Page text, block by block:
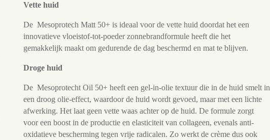
Vette huid
De Mesoprotech Matt 50+is ideaal voor de vette huid doordat het een
innovatieve vloeistof-tot-poeder zonnebrandformule heeft die het
gemakkelijk maakt om gedurende de dag beschermd en mat te blijven.
Droge huid
De Mesoprotecht Oil 50+heeft een gel-in-olie textuur die in de huid smelt in
een droog olie-effect, waardoor de huid wordt gevoed, maar met een lichte
afwerking. Het laat geen vette waas achter op de huid. De formule zorgt
voor een boost in de productie en elasticiteit van collageen, evenals anti-
oxidatieve bescherming tegen vrije radicalen. Zo werkt de crème dus ook